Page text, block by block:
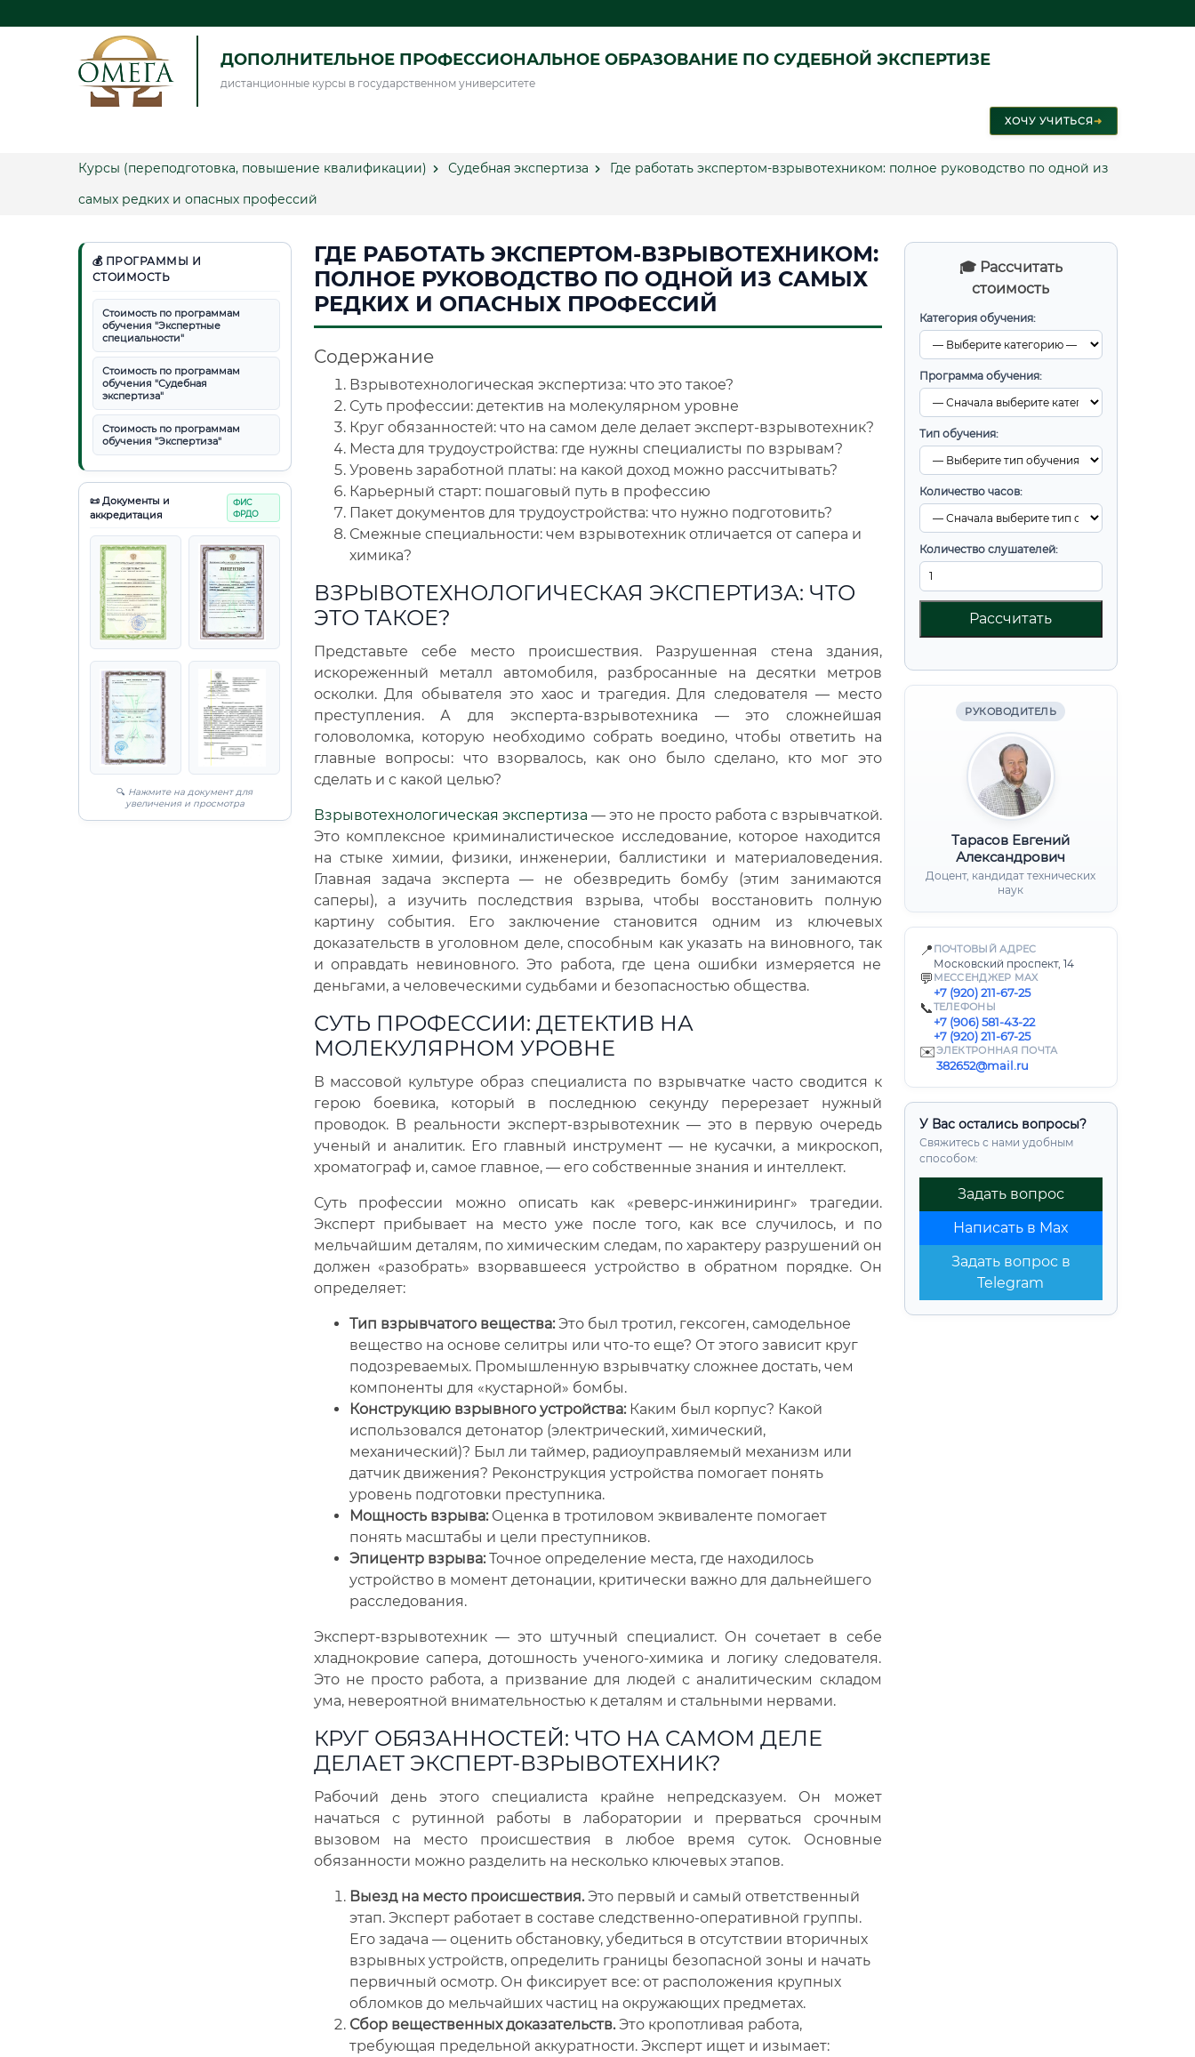
ДОПОЛНИТЕЛЬНОЕ ПРОФЕССИОНАЛЬНОЕ ОБРАЗОВАНИЕ ПО СУДЕБНОЙ ЭКСПЕРТИЗЕ
дистанционные курсы в государственном университете
ХОЧУ УЧИТЬСЯ➜
Курсы (переподготовка, повышение квалификации) Судебная экспертиза
Где работать экспертом-взрывотехником: полное руководство по одной из
самых редких и опасных профессий
💰 ПРОГРАММЫ И
СТОИМОСТЬ
Стоимость по программам
обучения "Экспертные
специальности"
Стоимость по программам
обучения "Судебная
экспертиза"
Стоимость по программам
обучения "Экспертиза"
📜 Документы и
аккредитация
ФИС
ФРДО
🔍 Нажмите на документ для
увеличения и просмотра
🎓 Рассчитать
стоимость
Категория обучения:
Программа обучения:
Тип обучения:
Количество часов:
Количество слушателей:
Рассчитать
РУКОВОДИТЕЛЬ
Тарасов Евгений
Александрович
Доцент, кандидат технических
наук
📍 ПОЧТОВЫЙ АДРЕС
Московский проспект, 14
💬 МЕССЕНДЖЕР MAX
+7 (920) 211-67-25
📞ТЕЛЕФОНЫ
+7 (906) 581-43-22
+7 (920) 211-67-25
✉️ЭЛЕКТРОННАЯ ПОЧТА
382652@mail.ru
У Вас остались вопросы?
Свяжитесь с нами удобным
способом:
Задать вопрос
Написать в Max
Задать вопрос в
Telegram
ГДЕ РАБОТАТЬ ЭКСПЕРТОМ-ВЗРЫВОТЕХНИКОМ:
ПОЛНОЕ РУКОВОДСТВО ПО ОДНОЙ ИЗ САМЫХ
РЕДКИХ И ОПАСНЫХ ПРОФЕССИЙ
Содержание
Взрывотехнологическая экспертиза: что это такое?
Суть профессии: детектив на молекулярном уровне
Круг обязанностей: что на самом деле делает эксперт-взрывотехник?
Места для трудоустройства: где нужны специалисты по взрывам?
Уровень заработной платы: на какой доход можно рассчитывать?
Карьерный старт: пошаговый путь в профессию
Пакет документов для трудоустройства: что нужно подготовить?
Смежные специальности: чем взрывотехник отличается от сапера и
химика?
ВЗРЫВОТЕХНОЛОГИЧЕСКАЯ ЭКСПЕРТИЗА: ЧТО
ЭТО ТАКОЕ?
Представьте себе место происшествия. Разрушенная стена здания,
искореженный металл автомобиля, разбросанные на десятки метров
осколки. Для обывателя это хаос и трагедия.Для следователя — место
преступления. А для эксперта-взрывотехника — это сложнейшая
головоломка, которую необходимо собрать воедино, чтобы ответить на
главные вопросы: что взорвалось, как оно было сделано, кто мог это
сделать и с какой целью?
Взрывотехнологическая экспертиза — это не просто работа с взрывчаткой.
Это комплексное криминалистическое исследование, которое находится
на стыке химии, физики, инженерии, баллистики и материаловедения.
Главная задача эксперта — не обезвредить бомбу (этим занимаются
саперы), а изучить последствия взрыва, чтобы восстановить полную
картину события. Его заключение становится одним из ключевых
доказательств в уголовном деле, способным как указать на виновного, так
и оправдать невиновного. Это работа, где цена ошибки измеряется не
деньгами, а человеческими судьбами и безопасностью общества.
СУТЬ ПРОФЕССИИ: ДЕТЕКТИВ НА
МОЛЕКУЛЯРНОМ УРОВНЕ
В массовой культуре образ специалиста по взрывчатке часто сводится к
герою боевика, который в последнюю секунду перерезает нужный
проводок. В реальности эксперт-взрывотехник — это в первую очередь
ученый и аналитик. Его главный инструмент — не кусачки, а микроскоп,
хроматограф и, самое главное, — его собственные знания и интеллект.
Суть профессии можно описать как «реверс-инжиниринг» трагедии.
Эксперт прибывает на место уже после того, как все случилось, и по
мельчайшим деталям, по химическим следам, по характеру разрушений он
должен «разобрать» взорвавшееся устройство в обратном порядке. Он
определяет:
Тип взрывчатого вещества:Это был тротил, гексоген, самодельное
вещество на основе селитры или что-то еще? От этого зависит круг
подозреваемых. Промышленную взрывчатку сложнее достать, чем
компоненты для «кустарной» бомбы.
Конструкцию взрывного устройства:Каким был корпус? Какой
использовался детонатор (электрический, химический,
механический)? Был ли таймер, радиоуправляемый механизм или
датчик движения? Реконструкция устройства помогает понять
уровень подготовки преступника.
Мощность взрыва:Оценка в тротиловом эквиваленте помогает
понять масштабы и цели преступников.
Эпицентр взрыва:Точное определение места, где находилось
устройство в момент детонации, критически важно для дальнейшего
расследования.
Эксперт-взрывотехник — это штучный специалист. Он сочетает в себе
хладнокровие сапера, дотошность ученого-химика и логику следователя.
Это не просто работа, а призвание для людей с аналитическим складом
ума, невероятной внимательностью к деталям и стальными нервами.
КРУГ ОБЯЗАННОСТЕЙ: ЧТО НА САМОМ ДЕЛЕ
ДЕЛАЕТ ЭКСПЕРТ-ВЗРЫВОТЕХНИК?
Рабочий день этого специалиста крайне непредсказуем. Он может
начаться с рутинной работы в лаборатории и прерваться срочным
вызовом на место происшествия в любое время суток. Основные
обязанности можно разделить на несколько ключевых этапов.
Выезд на место происшествия.Это первый и самый ответственный
этап. Эксперт работает в составе следственно-оперативной группы.
Его задача — оценить обстановку, убедиться в отсутствии вторичных
взрывных устройств, определить границы безопасной зоны и начать
первичный осмотр. Он фиксирует все: от расположения крупных
обломков до мельчайших частиц на окружающих предметах.
Сбор вещественных доказательств.Это кропотливая работа,
требующая предельной аккуратности. Эксперт ищет и изымает: